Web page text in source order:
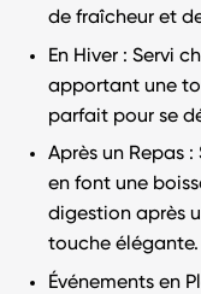
de fraîcheur et
En Hiver : Servi
apportant une
parfait pour se
Après un Repas :
en font une
digestion après
touche élégante.
Événements en